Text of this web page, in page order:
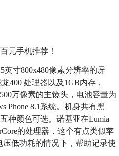
英寸800x480像素分辨率的屏
400 处理器以及1GB内存，
万像素的主镜头，电池容量为
Phone 8.1系统。机身共有黑
种颜色可选。诺基亚在Lumia
的处理器，这个有点类似苹
低功耗的情况下，帮助记录使